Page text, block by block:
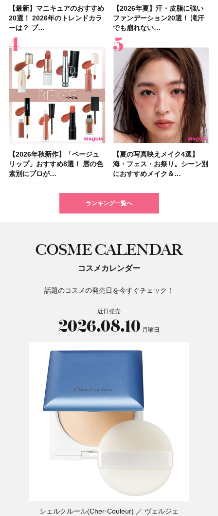
【最新】マニキュアのおすすめ
20選！ 2026年のトレンドカラ
ーは？ プ…
【2026年夏】汗・皮脂に強い
ファンデーション20選！ 滝汗
でも崩れない…
【2026年秋新作】「ベージュ
リップ」おすすめ8選！ 唇の色
素別にプロが…
【夏の写真映えメイク4選】
海・フェス・お祭り。シーン別
におすすめメイク＆…
【石井美保さん】おすすめの
「ブライトニング」11選！ ス
キンケアからサプ…
【クリスマスコフレ2026】ク
リニークのホリデーコフレを一
挙紹介！ 人気…
【2026夏】「シートマスク・
パック」ランキングTOP5！＜
マキアビュー…
【2026夏】「洗顔料」ランキ
ングTOP5！＜マキアビューテ
ィーズが投票…
【最新】マニキュアのおすすめ
20選！ 2026年のトレンドカラ
ーは？ プ…
【2026年夏】汗・皮脂に強い
ファンデーション20選！ 滝汗
でも崩れない…
【2026年秋新作】「ベージュ
リップ」おすすめ8選！ 唇の色
素別にプロが…
【夏の写真映えメイク4選】
海・フェス・お祭り。シーン別
におすすめメイク＆…
【2026年】ボディ用日焼け止
めUVのおすすめ20選！ この夏
注目の人気…
【2026夏】「リップケア」ラ
ンキングTOP5！＜美容マニア
集団・マキア…
【ニベア】美容液リップクリー
ム＆ボディスクラブが新登場！
大人気の色付き…
【石井美保さん・50歳のボディ
ケア愛用品16選】首・手・バス
トのパーツケ…
【2026夏】「歯磨き粉・オー
ラルケア」ランキングTOP5！
＜美容マニア…
【板野友美さんの美活】「最
近、下の歯の矯正を再開したん
です」オーラルケア…
【2026夏】「インナーケア・
サプリ」ランキングTOP5！＜
美容マニア集…
【石井美保さんのおすすめお菓
子＆お茶10選】手土産にもぴっ
たり
【2026年夏】おすすめの髪型
36選！ショート・ボブ・ミディ
アム・ロング…
【2026年夏】小顔に見えるボ
ブの髪型37選！ レイヤー・切
りっぱなしな…
【最新】髪のうねり・広がり・
くせ毛におすすめのシャンプー
17選
【2026年夏】透明感カラーの
髪色おすすめ20選！ ブリーチ
あり・なし別…
【鈴木えみさんの愛用品30選】
コスメ・スキンケア・ヘアケア
etc.お気に…
【無印良品】スキンケア×衣料
素材の最強タッグで実現！ 着
るだけで保湿でき…
【2026年8月の一粒万倍日】お
すすめの開運コスメ＆美容アイ
テム10選！
【読者プレゼント】羽の見えな
いハンディファン
「baramood」を3名様…
【ルナソルアイシャドウ】アイ
カラーレーションN新色・限定
色をイエベ・ブ…
【セザンヌ】「ブライトカラー
シーラー」新色グリーンが8/7
に発売｜既存色…
【ジョー マローン ロンドン】
大人気フレグランス「ウッド
セージ ＆ シ…
先行販売でゲット🧡LUNASOL
アイカラーレーションN 23
Rosy…
ランキング一覧へ
COSME CALENDAR
コスメカレンダー
話題のコスメの発売日を今すぐチェック！
近日発売
2026.08.10 月曜日
シェルクルール(Cher-Couleur)
ヴェルジェ